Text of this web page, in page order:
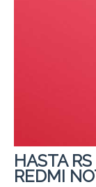
HASTA
REDMI